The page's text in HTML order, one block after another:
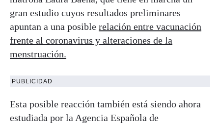
gran estudio cuyos resultados preliminares
apuntan a una posible relación entre vacunación
frente al coronavirus y alteraciones de la
menstruación.
PUBLICIDAD
Esta posible reacción también está siendo ahora
estudiada por la Agencia Española de